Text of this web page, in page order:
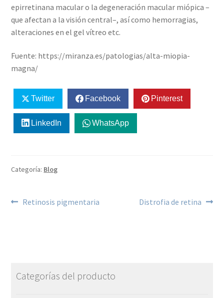
epirretinana macular o la degeneración macular miópica –
que afectan a la visión central–, así como hemorragias,
alteraciones en el gel vítreo etc.
Fuente: https://miranza.es/patologias/alta-miopia-
magna/
Twitter Facebook Pinterest
LinkedIn WhatsApp
Categoría: Blog
Retinosis pigmentaria Distrofia de retina
Categorías del producto